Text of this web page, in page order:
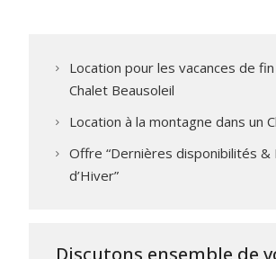
Location pour les vacances de fin
Chalet Beausoleil
Location à la montagne dans un
Offre “Dernières disponibilités &
d’Hiver”